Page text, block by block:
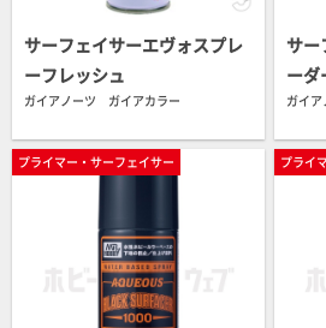
サーフェイサーエヴォスプレ
ーフレッシュ
ガイアノーツ ガイアカラー
サー
ーダ
ガイ
プライマー・サーフェイサー プライ